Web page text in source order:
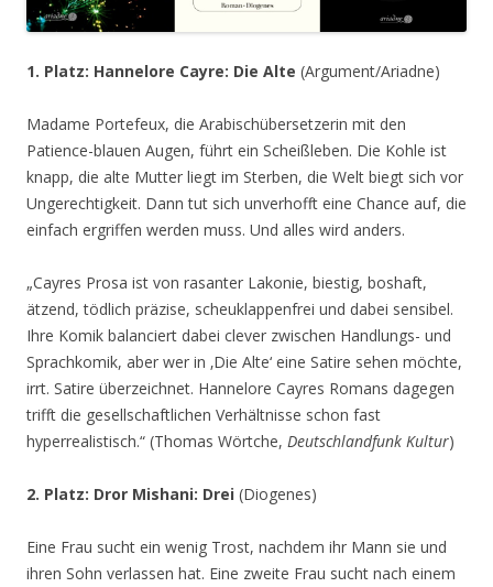
1. Platz: Hannelore Cayre: Die Alte (Argument/Ariadne)
Madame Portefeux, die Arabischübersetzerin mit den
Patience-blauen Augen, führt ein Scheißleben. Die Kohle ist
knapp, die alte Mutter liegt im Sterben, die Welt biegt sich vor
Ungerechtigkeit. Dann tut sich unverhofft eine Chance auf, die
einfach ergriffen werden muss. Und alles wird anders.
„Cayres Prosa ist von rasanter Lakonie, biestig, boshaft,
ätzend, tödlich präzise, scheuklappenfrei und dabei sensibel.
Ihre Komik balanciert dabei clever zwischen Handlungs- und
Sprachkomik, aber wer in ‚Die Alte‘ eine Satire sehen möchte,
irrt. Satire überzeichnet. Hannelore Cayres Romans dagegen
trifft die gesellschaftlichen Verhältnisse schon fast
hyperrealistisch.“ (Thomas Wörtche, Deutschlandfunk Kultur)
2. Platz: Dror Mishani: Drei (Diogenes)
Eine Frau sucht ein wenig Trost, nachdem ihr Mann sie und
ihren Sohn verlassen hat. Eine zweite Frau sucht nach einem